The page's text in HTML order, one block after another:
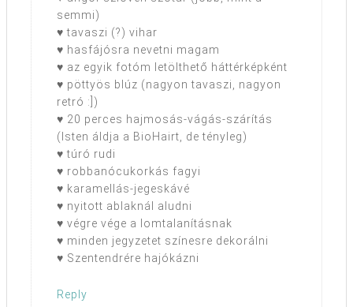
semmi)
♥ tavaszi (?) vihar
♥ hasfájósra nevetni magam
♥ az egyik fotóm letölthető háttérképként
♥ pöttyös blúz (nagyon tavaszi, nagyon
retró :])
♥ 20 perces hajmosás-vágás-szárítás
(Isten áldja a BioHairt, de tényleg)
♥ túró rudi
♥ robbanócukorkás fagyi
♥ karamellás-jegeskávé
♥ nyitott ablaknál aludni
♥ végre vége a lomtalanításnak
♥ minden jegyzetet színesre dekorálni
♥ Szentendrére hajókázni
Reply